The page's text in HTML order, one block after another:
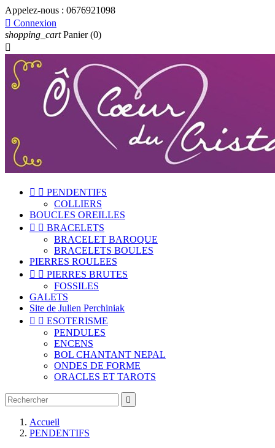
Appelez-nous : 0676921098
 Connexion
shopping_cart Panier (0)

  PENDENTIFS
COLLIERS
BOUCLES OREILLES
  BRACELETS
BRACELET BAROQUE
BRACELETS BOULES
PIERRES ROULEES
  PIERRES BRUTES
FOSSILES
GALETS
Site de Julien Perchiniak
  ESOTERISME
PENDULES
ENCENS
BOL CHANTANT NEPAL
ONDES DE FORME
ORACLES ET TAROTS

Accueil
PENDENTIFS